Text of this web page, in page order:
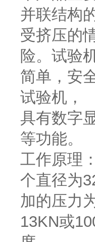
并联结构
受挤压的
险。试验
简单，安
试验机，
具有数字
等功能。
工作原理
个直径为
加的压力
13KN或